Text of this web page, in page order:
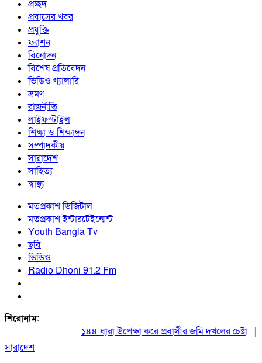
প্রচ্ছদ
প্রবাসের খবর
প্রযুক্তি
ফ্যাশন
বিনোদন
বিশেষ প্রতিবেদন
ভিডিও গ্যালারি
ভ্রমণ
রাজনীতি
লাইফস্টাইল
শিক্ষা ও শিক্ষাঙ্গন
সম্পাদকীয়
সারাদেশ
সাহিত্য
স্বাস্থ্য
মতপ্রকাশ ডিজিটাল
মতপ্রকাশ ইন্টারটেইন্মেন্ট
Youth Bangla Tv
ছবি
ভিডিও
Radio Dhoni 91.2 Fm
শিরোনাম:
১৪৪ ধারা উপেক্ষা করে প্রবাসীর জমি দখলের চেষ্টা|২০
সারাদেশ